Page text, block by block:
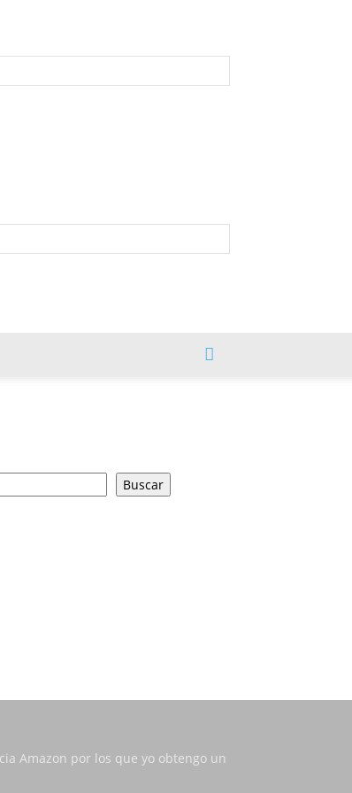
Buscar
Amazon por los que yo obtengo un